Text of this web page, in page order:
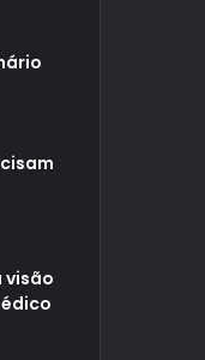
visão